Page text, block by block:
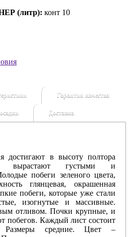
(литр): конт 10
Гарантия качества
Доставка
достигают в высоту полтора
вырастают густыми и
побеги зеленого цвета,
глянцевая, окрашенная
побеги, которые уже стали
изогнутые и массивные.
отливом. Почки крупные, и
побегов. Каждый лист состоит
Размеры средние. Цвет –